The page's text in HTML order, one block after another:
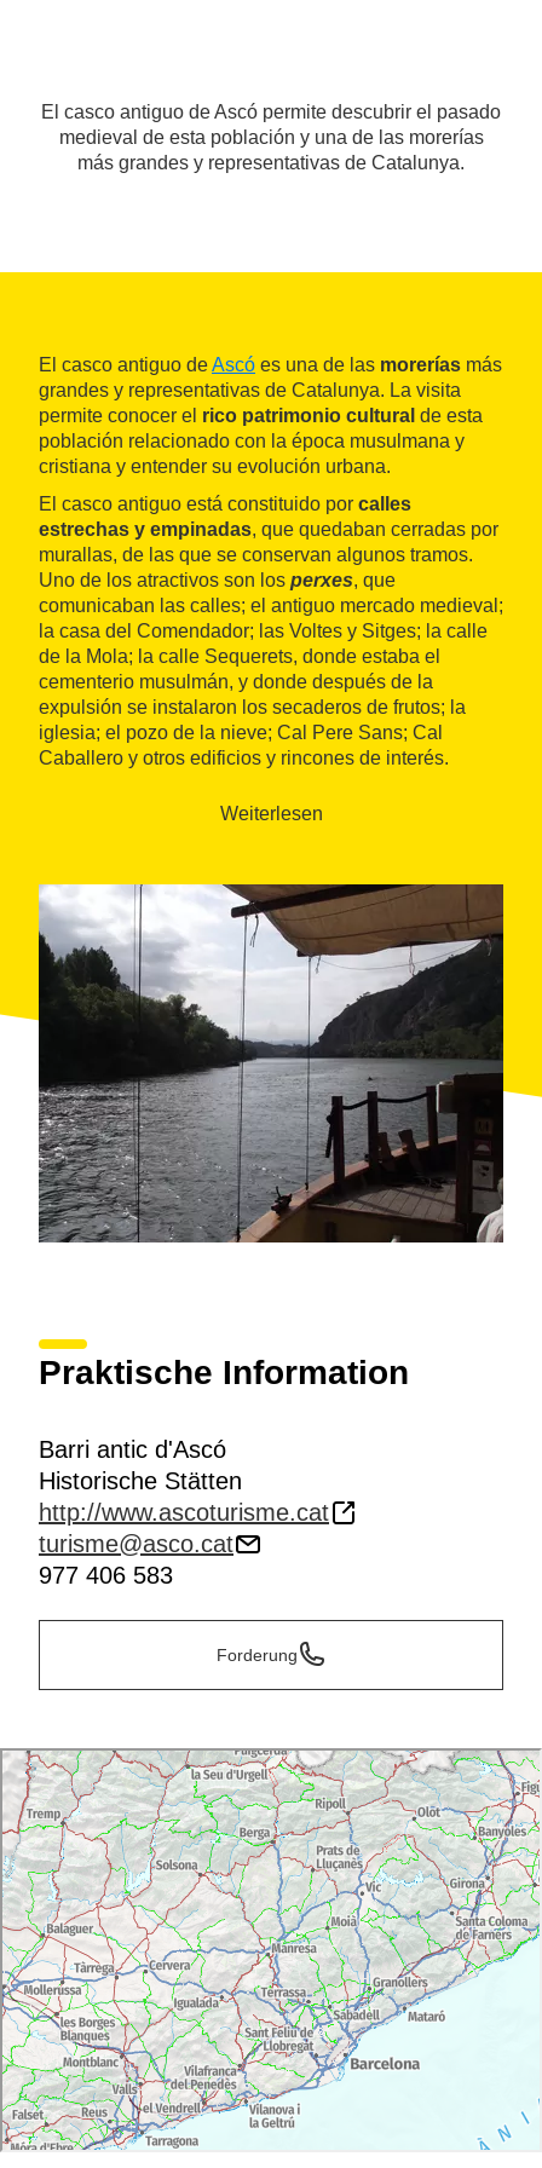
El casco antiguo de Ascó permite descubrir el pasado
medieval de esta población y una de las morerías
más grandes y representativas de Catalunya.
El casco antiguo deAscó es una de las morerías más
grandes y representativas de Catalunya. La visita
permite conocer el rico patrimonio cultural de esta
población relacionado con la época musulmana y
cristiana y entender su evolución urbana.
El casco antiguo está constituido por calles
estrechas y empinadas, que quedaban cerradas por
murallas, de las que se conservan algunos tramos.
Uno de los atractivos son los perxes, que
comunicaban las calles; el antiguo mercado medieval;
la casa del Comendador; las Voltes y Sitges; la calle
de la Mola; la calle Sequerets, donde estaba el
cementerio musulmán, y donde después de la
expulsión se instalaron los secaderos de frutos; la
iglesia; el pozo de la nieve; Cal Pere Sans; Cal
Caballero y otros edificios y rincones de interés.
Weiterlesen
Praktische Information
Barri antic d'Ascó
Historische Stätten
http://www.ascoturisme.cat
turisme@asco.cat
977 406 583
Forderung